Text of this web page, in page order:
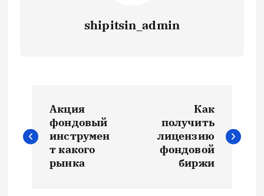
shipitsin_admin
а
Акция
фондовый
инструмен
т какого
рынка
Как
получить
лицензию
фондовой
биржи